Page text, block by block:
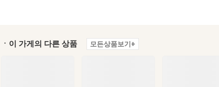
ㆍ이 가게의 다른 상품 모든상품보기+